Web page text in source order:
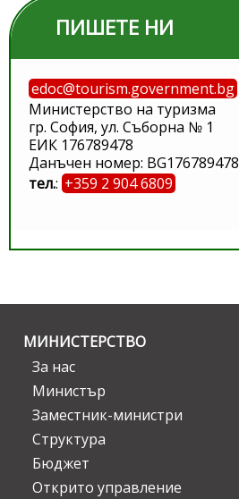
ПИШЕТЕ НИ
edoc@tourism.government.bg
Министерство на туризма
гр. София, ул. Съборна № 1
ЕИК 176789478
Данъчен номер: BG176789478
тел.: +359 2 904 6809
МИНИСТЕРСТВО
За нас
Министър
Заместник-министри
Структура
Бюджет
Открито управление